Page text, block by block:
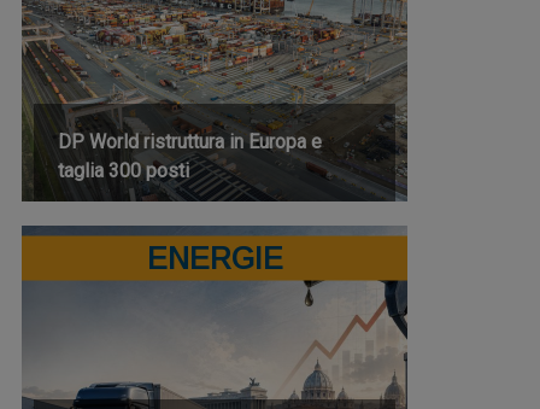
DP World ristruttura in Europa e
taglia 300 posti
ENERGIE